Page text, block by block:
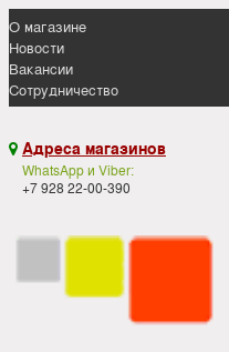
О магазине
Новости
Вакансии
Сотрудничество
 Адреса магазинов
WhatsApp и Viber:
+7 928 22-00-390